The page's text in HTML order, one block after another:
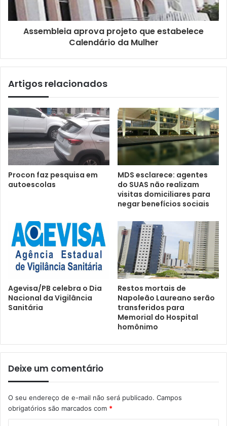
Assembleia aprova projeto que estabelece
Calendário da Mulher
Artigos relacionados
Procon faz pesquisa em
autoescolas
MDS esclarece: agentes
do SUAS não realizam
visitas domiciliares para
negar benefícios sociais
Agevisa/PB celebra o Dia
Nacional da Vigilância
Sanitária
Restos mortais de
Napoleão Laureano serão
transferidos para
Memorial do Hospital
homônimo
Deixe um comentário
O seu endereço de e-mail não será publicado. Campos
obrigatórios são marcados com *